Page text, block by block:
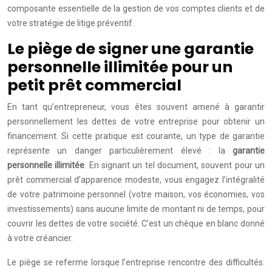
composante essentielle de la gestion de vos comptes clients et de
votre stratégie de litige préventif.
Le piège de signer une garantie
personnelle illimitée pour un
petit prêt commercial
En tant qu’entrepreneur, vous êtes souvent amené à garantir
personnellement les dettes de votre entreprise pour obtenir un
financement. Si cette pratique est courante, un type de garantie
représente un danger particulièrement élevé : la garantie
personnelle illimitée . En signant un tel document, souvent pour un
prêt commercial d’apparence modeste, vous engagez l’intégralité
de votre patrimoine personnel (votre maison, vos économies, vos
investissements) sans aucune limite de montant ni de temps, pour
couvrir les dettes de votre société. C’est un chèque en blanc donné
à votre créancier.
Le piège se referme lorsque l’entreprise rencontre des difficultés.